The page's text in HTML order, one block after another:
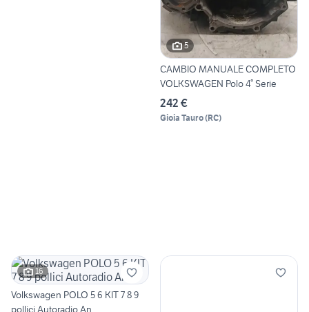
5
CAMBIO MANUALE COMPLETO
VOLKSWAGEN Polo 4° Serie
242 €
Gioia Tauro(RC)
16
Volkswagen POLO 5 6 KIT 7 8 9
pollici Autoradio An